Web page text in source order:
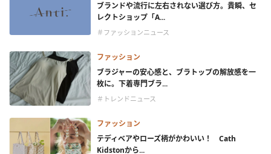
ブランドや流行に左右されない選び方。貴瞬、セ
レクトショップ「A...
＃ファッションニュース
ファッション
ブラジャーの安心感と、ブラトップの解放感を一
枚に。下着専門ブラ...
＃トレンドニュース
ファッション
テディベアやローズ柄がかわいい！ Cath
Kidstonから...